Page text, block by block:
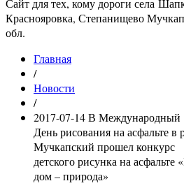
Сайт для тех, кому дороги села
Краснояровка, Степанищево
обл.
Главная
/
Новости
/
2017-07-14 В Международный
День рисования на асфальте в
Мучкапский прошел конкурс
детского рисунка на асфальте
дом – природа»